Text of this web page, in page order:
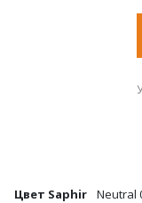
Цвет Saphir
Neutral